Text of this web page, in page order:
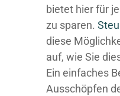
bietet hier für
zu sparen.
diese
auf, wie Sie
Ein einfaches
Ausschöpfen